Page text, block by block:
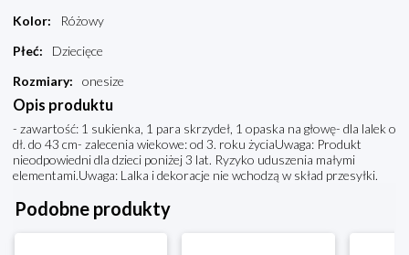
Kolor:
Różowy
Płeć:
Dziecięce
Rozmiary: onesize
Opis produktu
- zawartość: 1 sukienka, 1 para skrzydeł, 1 opaska na głowę- dla lalek o
dł. do 43 cm- zalecenia wiekowe: od 3. roku życiaUwaga: Produkt
nieodpowiedni dla dzieci poniżej 3 lat. Ryzyko uduszenia małymi
elementami.Uwaga: Lalka i dekoracje nie wchodzą w skład przesyłki.
Podobne produkty